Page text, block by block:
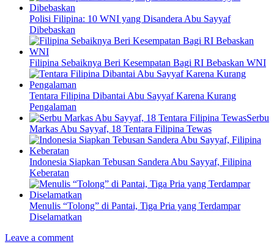
Polisi Filipina: 10 WNI yang Disandera Abu Sayyaf
Dibebaskan
Filipina Sebaiknya Beri Kesempatan Bagi RI Bebaskan WNI
Tentara Filipina Dibantai Abu Sayyaf Karena Kurang
Pengalaman
Serbu
Markas Abu Sayyaf, 18 Tentara Filipina Tewas
Indonesia Siapkan Tebusan Sandera Abu Sayyaf, Filipina
Keberatan
Menulis “Tolong” di Pantai, Tiga Pria yang Terdampar
Diselamatkan
Leave a comment